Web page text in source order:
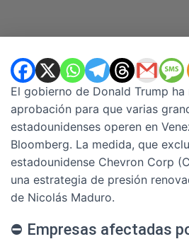
El gobierno de Donald Trump
aprobación para que varias
estadounidenses operen en
Bloomberg. La medida, que
estadounidense Chevron Corp
una estrategia de presión
de Nicolás Maduro.
⛔ Empresas afectadas